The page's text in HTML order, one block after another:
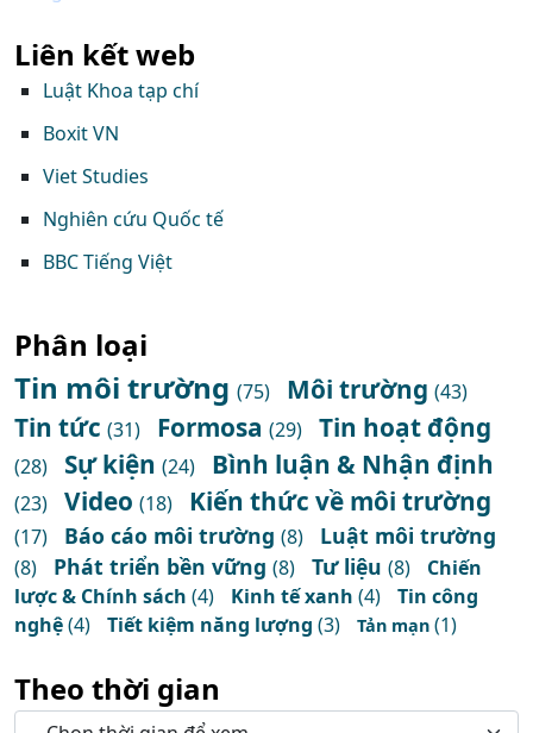
Liên kết web
Luật Khoa tạp chí
Boxit VN
Viet Studies
Nghiên cứu Quốc tế
BBC Tiếng Việt
Phân loại
Tin môi trường (75) Môi trường (43)
Tin tức (31) Formosa (29) Tin hoạt động
(28) Sự kiện (24) Bình luận & Nhận định
(23) Video (18) Kiến thức về môi trường
(17) Báo cáo môi trường (8) Luật môi trường
(8) Phát triển bền vững (8) Tư liệu (8)
Chiến
lược & Chính sách (4) Kinh tế xanh (4)
Tin công
nghệ(4) Tiết kiệm năng lượng (3) Tản mạn (1)
Theo thời gian